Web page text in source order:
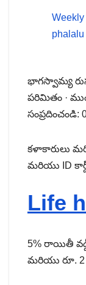
Weekly
phalalu
భాగస్వామ్య
పరిమితం ·
సంప్రదించండి:
కళాకారులు
మరియు ID
Life
5% రాయితీ
మరియు రూ. 2